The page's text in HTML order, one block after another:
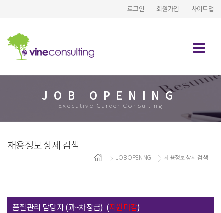
로그인 회원가입 사이트맵
JOB OPENING
Executive Career Consulting
채용정보 상세 검색
JOB OPENING 채용정보 상세 검색
픔질관리 담당자 (과~차장급) (지원마감)